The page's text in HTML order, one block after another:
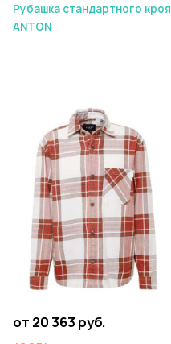
Рубашка стандартного кроя
ANTON
от 20 363 руб.